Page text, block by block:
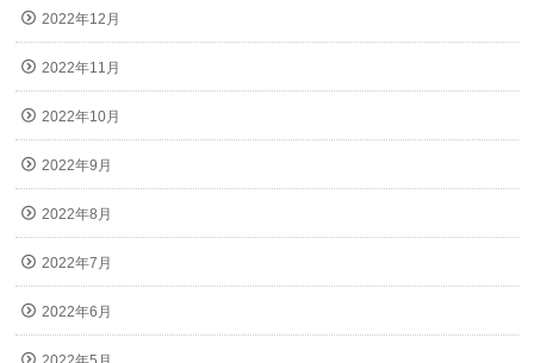
2022年12月
2022年11月
2022年10月
2022年9月
2022年8月
2022年7月
2022年6月